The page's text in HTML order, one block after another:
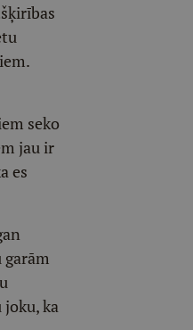
seko
jau ir
es
ka